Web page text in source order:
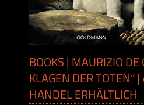
BOOKS | MAURIZIO DE
KLAGEN DER TOTEN“
HANDEL ERHÄLTLICH